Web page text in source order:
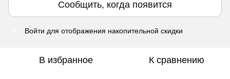
Сообщить, когда появится
Войти для отображения накопительной скидки
В избранное К сравнению